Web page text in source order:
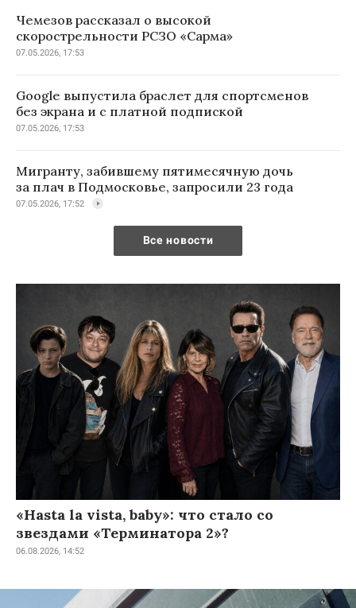
Чемезов рассказал о высокой
скорострельности РСЗО «Сарма»
07.05.2026, 17:53
Google выпустила браслет для спортсменов
без экрана и с платной подпиской
07.05.2026, 17:53
Мигранту, забившему пятимесячную дочь
за плач в Подмосковье, запросили 23 года
07.05.2026, 17:52
Все новости
«Hasta la vista, baby»: что стало со
звездами «Терминатора 2»?
06.08.2026, 14:52